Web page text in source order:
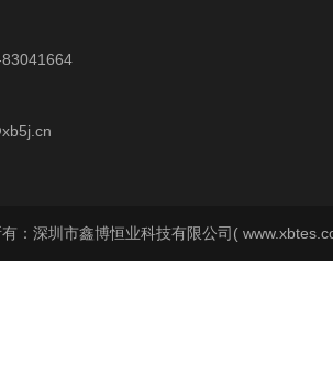
：深圳市鑫博恒业科技有限公司(